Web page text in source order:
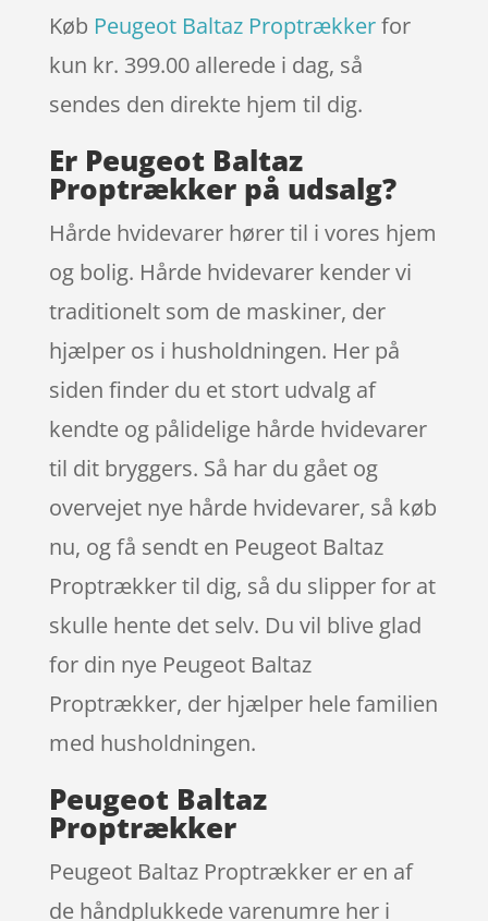
Køb Peugeot Baltaz Proptrækkerfor
kun kr. 399.00 allerede i dag, så
sendes den direkte hjem til dig.
Er Peugeot Baltaz
Proptrækker på udsalg?
Hårde hvidevarer hører til i vores hjem
og bolig. Hårde hvidevarer kender vi
traditionelt som de maskiner, der
hjælper os i husholdningen. Her på
siden finder du et stort udvalg af
kendte og pålidelige hårde hvidevarer
til dit bryggers. Så har du gået og
overvejet nye hårde hvidevarer, så køb
nu, og få sendt en Peugeot Baltaz
Proptrækker til dig, så du slipper for at
skulle hente det selv. Du vil blive glad
for din nye Peugeot Baltaz
Proptrækker, der hjælper hele familien
med husholdningen.
Peugeot Baltaz
Proptrækker
Peugeot Baltaz Proptrækker er en af
de håndplukkede varenumre her i